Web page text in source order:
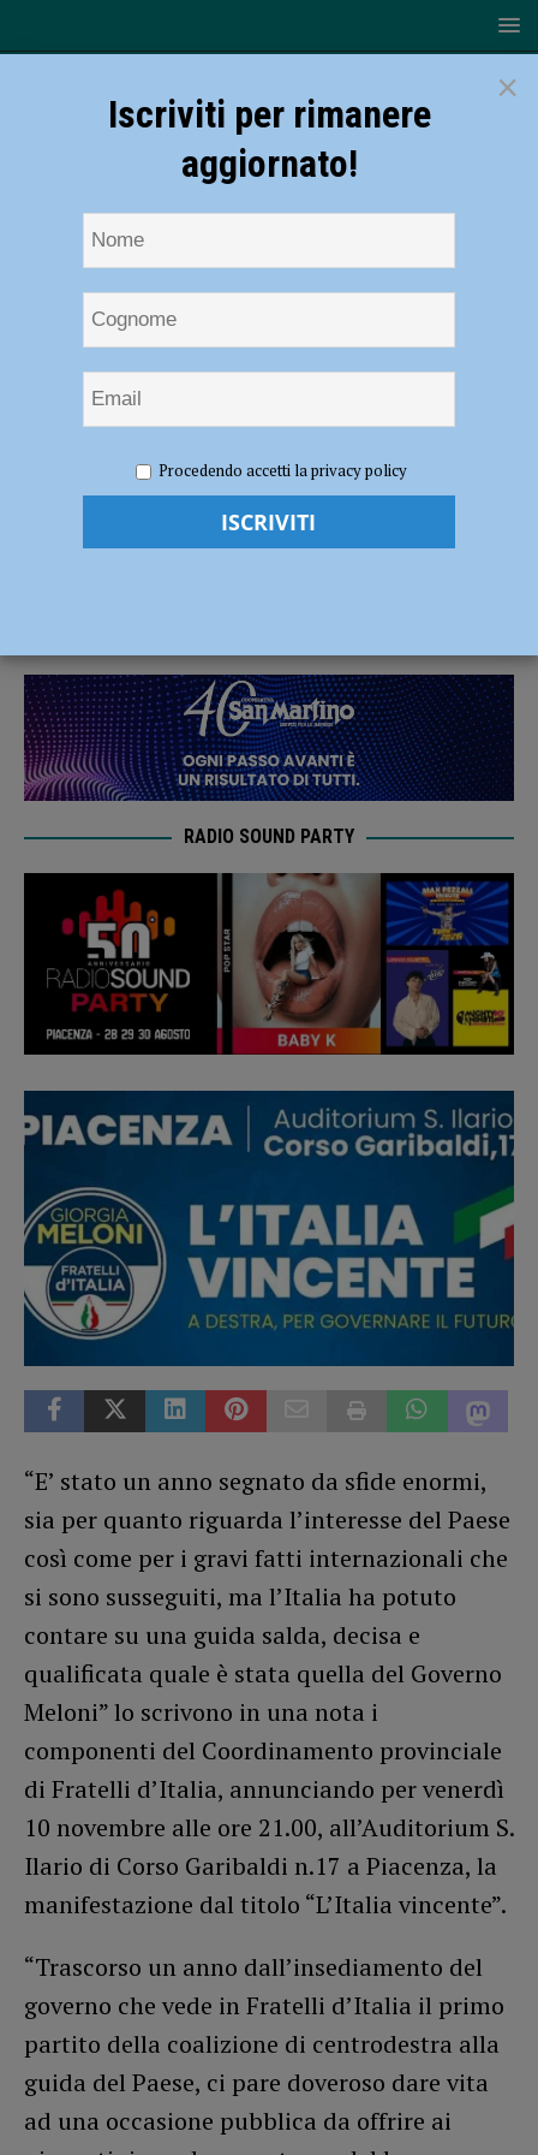
incontro con Fratelli d’Italia in Sant’Ilario venerdì alle 21
“L’Italia vincente”, incontro con Fratelli
RADIO SOUND PARTY
“E’ stato un anno segnato da sfide enormi,
sia per quanto riguarda l’interesse del Paese
così come per i gravi fatti internazionali che
si sono susseguiti, ma l’Italia ha potuto
contare su una guida salda, decisa e
qualificata quale è stata quella del Governo
Meloni” lo scrivono in una nota i
componenti del Coordinamento provinciale
di Fratelli d’Italia, annunciando per venerdì
10 novembre alle ore 21.00, all’Auditorium S.
Ilario di Corso Garibaldi n.17 a Piacenza, la
manifestazione dal titolo “L’Italia vincente”.
“Trascorso un anno dall’insediamento del
governo che vede in Fratelli d’Italia il primo
partito della coalizione di centrodestra alla
guida del Paese, ci pare doveroso dare vita
ad una occasione pubblica da offrire ai
×
Iscriviti per rimanere
aggiornato!
Procedendo accetti la privacy policy